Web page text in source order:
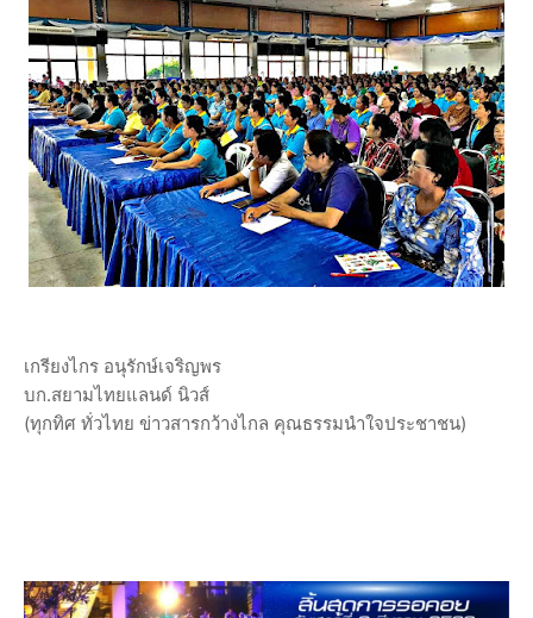
เกรียงไกร อนุรักษ์เจริญพร
บก.สยามไทยแลนด์ นิวส์
(ทุกทิศ ทั่วไทย ข่าวสารกว้างไกล คุณธรรมนำใจประชาชน)